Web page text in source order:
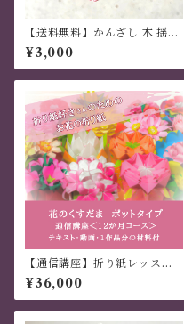
【送料無料】かんざし 木 揺れ
る 普段使い ハンドメイド 日本
伝統 折り紙 撥水仕上 職人技
ピンク 夏祭り 花火大会 プレゼ
¥3,000
【通信講座】折り紙レッスン
花のくすだま ポット飾り
（修了証つき）
¥36,000